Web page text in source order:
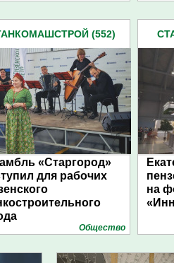
(552)
«Старгород»
для рабочих
Общество
на